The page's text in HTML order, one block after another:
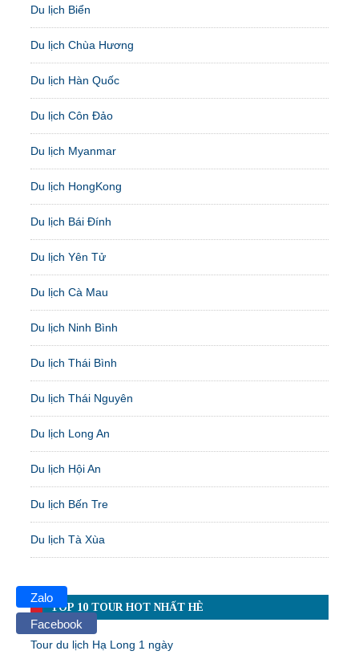
Du lịch Biển
Du lịch Chùa Hương
Du lịch Hàn Quốc
Du lịch Côn Đảo
Du lịch Myanmar
Du lịch HongKong
Du lịch Bái Đính
Du lịch Yên Tử
Du lịch Cà Mau
Du lịch Ninh Bình
Du lịch Thái Bình
Du lịch Thái Nguyên
Du lịch Long An
Du lịch Hội An
Du lịch Bến Tre
Du lịch Tà Xùa
TOP 10 TOUR HOT NHẤT HÈ
Tour du lịch Hạ Long 1 ngày
Zalo
Facebook